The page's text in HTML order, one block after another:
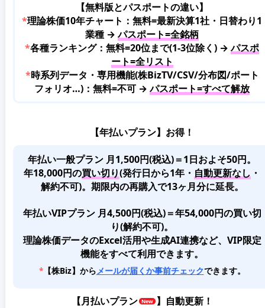
【無料版とパスポートの違い】
*理論株価10年チャート：無料=最新決算1社・日替わり1
業種 →パスポート=全銘柄
*各種ランキング：無料=20位まで(1-3位除く) →パスポ
ート=全リスト
*時系列データ・専用機能(株BizTV/CSV/分布図/ポート
フォリオ…)：無料=不可 →パスポート=すべて解放
【年払いプラン】お得！
年払い一般プラン 月1,500円(税込)＝1日およそ50円。
年18,000円の買い切り(発行日から1年・ 自動更新なし ・
解約不可)。期限内の再購入で13ヶ月分に延長。
年払いVIPプラン 月4,500円(税込)＝年54,000円の買い切
り(解約不可)。
理論株価データのExcel活用や生成AI連携など、VIP限定
機能をすべて利用できます。
*【株Biz】から メールが届くか事前チェックできます。
【月払いプラン 】自動更新！